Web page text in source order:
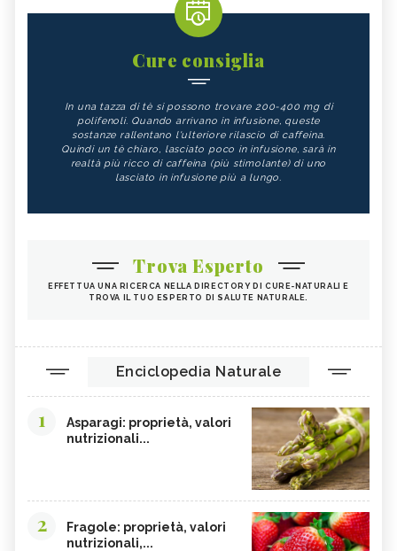
Cure consiglia
In una tazza di tè si possono trovare 200-400 mg di
polifenoli. Quando arrivano in infusione, queste
sostanze rallentano l'ulteriore rilascio di caffeina.
Quindi un tè chiaro, lasciato poco in infusione, sarà in
realtà più ricco di caffeina (più stimolante) di uno
lasciato in infusione più a lungo.
Trova Esperto
EFFETTUA UNA RICERCA NELLA DIRECTORY DI CURE-NATURALI E
TROVA IL TUO ESPERTO DI SALUTE NATURALE.
Enciclopedia Naturale
1
Asparagi: proprietà, valori
nutrizionali...
2
Fragole: proprietà, valori
nutrizionali,...